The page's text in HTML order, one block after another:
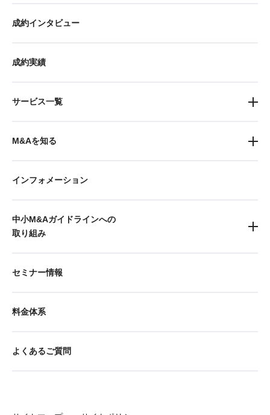
成約インタビュー
成約実績
サービス一覧
M&Aを知る
インフォメーション
中小M&Aガイドラインへの
取り組み
セミナー情報
料金体系
よくあるご質問